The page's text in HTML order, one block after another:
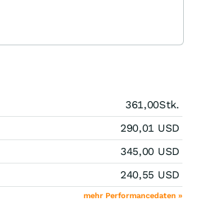
361,00Stk.
290,01 USD
345,00 USD
240,55 USD
mehr Performancedaten »